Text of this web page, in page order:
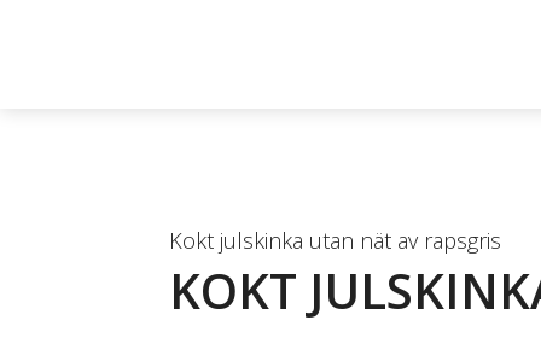
Kokt julskinka utan nät av rapsgris
KOKT